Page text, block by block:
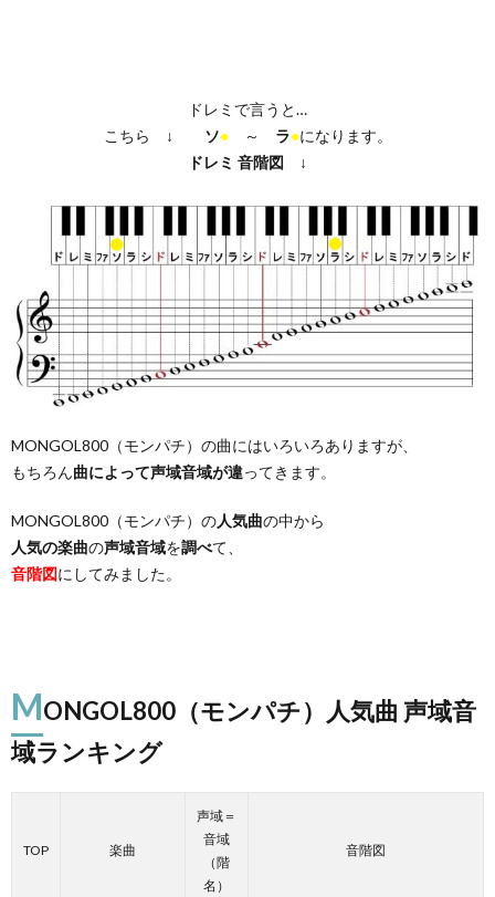
ドレミで言うと…
こちら ↓
ソ●～ ラ●になります。
ドレミ 音階図 ↓
MONGOL800（モンパチ）の曲にはいろいろありますが、
もちろん曲によって声域音域が違ってきます。
MONGOL800（モンパチ）の人気曲の中から
人気の楽曲の声域音域を調べて、
音階図にしてみました。
MONGOL800（モンパチ）人気曲 声域音
域ランキング
TOP 楽曲
声域＝
音域
（階
名）
音階図